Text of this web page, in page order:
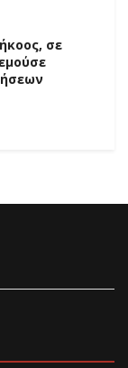
σε